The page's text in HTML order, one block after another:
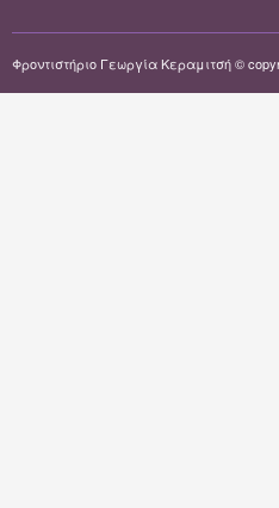
Φροντιστήριο Γεωργία Κεραμιτσή ©